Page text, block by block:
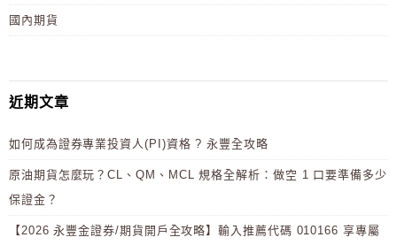
國內期貨
近期文章
如何成為證券專業投資人(PI)資格 ? 永豐全攻略
原油期貨怎麼玩？CL、QM、MCL 規格全解析：做空 1 口要準備多少
保證金？
【2026 永豐金證券/期貨開戶全攻略】輸入推薦代碼 010166 享專屬